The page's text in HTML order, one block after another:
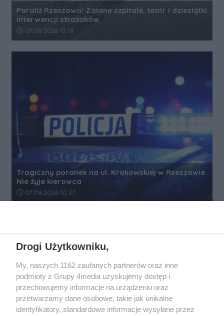
Paraliż Rzeszowa! Zalane szpitale, teatr i dziesiątki
interwencji strażaków
Data dodania artykułu:
07.08.2026 13:18
Tragiczny poranek na ul. Krakowskiej w Rzeszowie.
Nie żyje kierowca
Data dodania artykułu:
07.08.2026 10:37
Drogi Użytkowniku,
My, naszych 1162 zaufanych partnerów oraz inne
podmioty z Grupy 4media uzyskujemy dostęp i
przechowujemy informacje na urządzeniu oraz
przetwarzamy dane osobowe, takie jak unikalne
identyfikatory, standardowe informacje wysyłane przez